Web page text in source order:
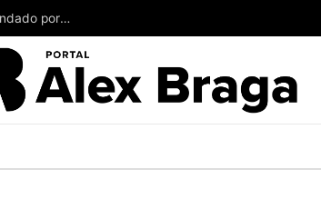
Paciente desmaia sem atendimento em hospital de Coari comandado por Adail Pinheiro